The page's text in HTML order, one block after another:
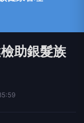
助銀髮族